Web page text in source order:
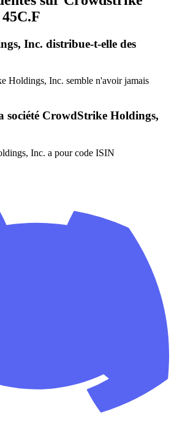
45C.F
Inc. distribue-t-elle des
Holdings, Inc. semble n'avoir jamais
société CrowdStrike Holdings,
Inc. a pour code ISIN